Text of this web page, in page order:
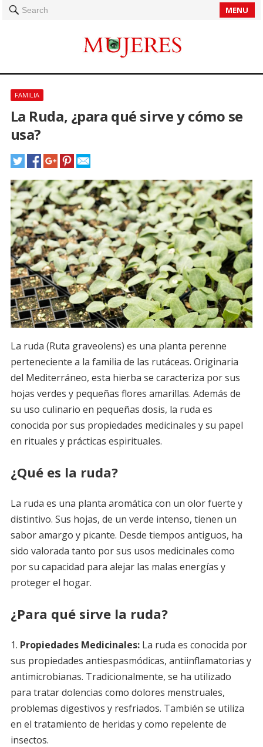
Search MENU
FAMILIA
La Ruda, ¿para qué sirve y cómo se
usa?
La ruda (Ruta graveolens) es una planta perenne
perteneciente a la familia de las rutáceas. Originaria
del Mediterráneo, esta hierba se caracteriza por sus
hojas verdes y pequeñas flores amarillas. Además de
su uso culinario en pequeñas dosis, la ruda es
conocida por sus propiedades medicinales y su papel
en rituales y prácticas espirituales.
¿Qué es la ruda?
La ruda es una planta aromática con un olor fuerte y
distintivo. Sus hojas, de un verde intenso, tienen un
sabor amargo y picante. Desde tiempos antiguos, ha
sido valorada tanto por sus usos medicinales como
por su capacidad para alejar las malas energías y
proteger el hogar.
¿Para qué sirve la ruda?
Propiedades Medicinales:La ruda es conocida por
sus propiedades antiespasmódicas, antiinflamatorias y
antimicrobianas. Tradicionalmente, se ha utilizado
para tratar dolencias como dolores menstruales,
problemas digestivos y resfriados. También se utiliza
en el tratamiento de heridas y como repelente de
insectos.